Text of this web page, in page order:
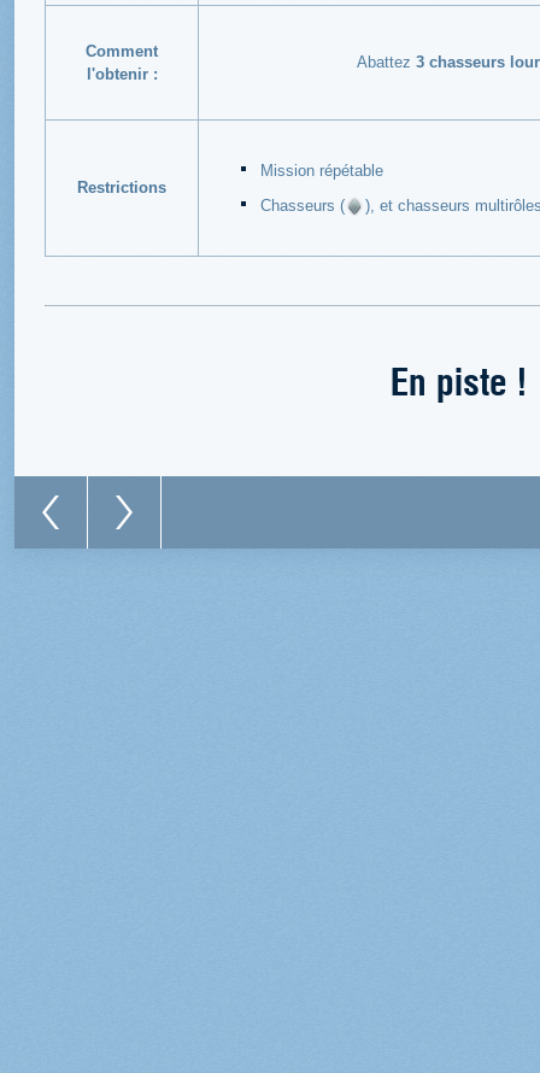
Comment
l'obtenir :
Abattez 3 chasseurs
Restrictions
Mission répétable
Chasseurs (
), et chasseurs
En piste !